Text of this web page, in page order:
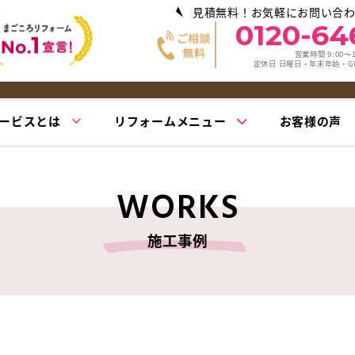
見積無料！お気軽にお問い合
0120-
営業時間 9:00〜
定休日 日曜日・年末年始・
ビスとは リフォームメニュー お客様の声
WORKS
施工事例